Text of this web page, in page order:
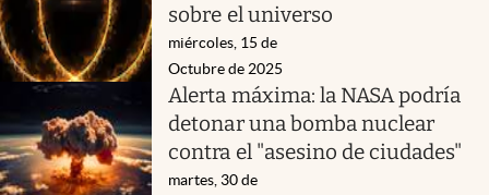
sobre el universo
miércoles, 15 de
Octubre de 2025
Alerta máxima: la NASA podría
detonar una bomba nuclear
contra el "asesino de ciudades"
martes, 30 de